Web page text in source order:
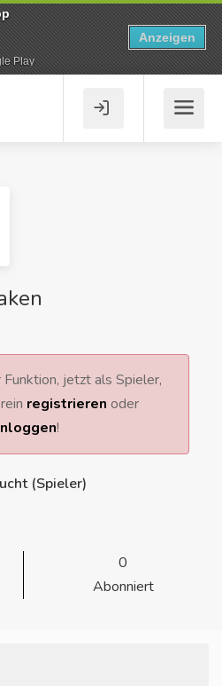
jetzt als Spieler,
registrieren oder
!
(Spieler)
0
Abonniert
Play
Anzeigen